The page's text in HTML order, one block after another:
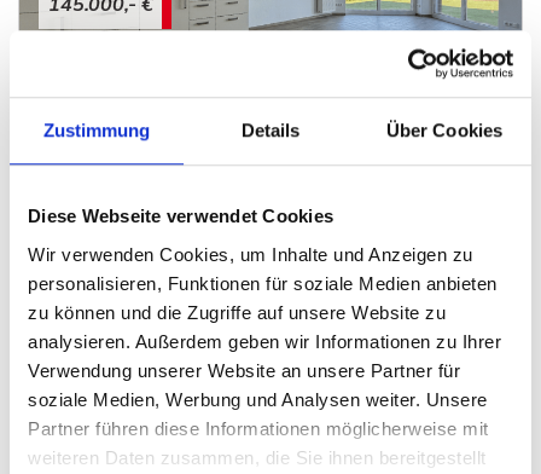
Zustimmung Details Über Cookies
Diese Webseite verwendet Cookies
Wir verwenden Cookies, um Inhalte und Anzeigen zu
personalisieren, Funktionen für soziale Medien anbieten
zu können und die Zugriffe auf unsere Website zu
analysieren. Außerdem geben wir Informationen zu Ihrer
Verwendung unserer Website an unsere Partner für
soziale Medien, Werbung und Analysen weiter. Unsere
Partner führen diese Informationen möglicherweise mit
weiteren Daten zusammen, die Sie ihnen bereitgestellt
Selbstnutzer
WOHNFLÄCHE
ZIMMER